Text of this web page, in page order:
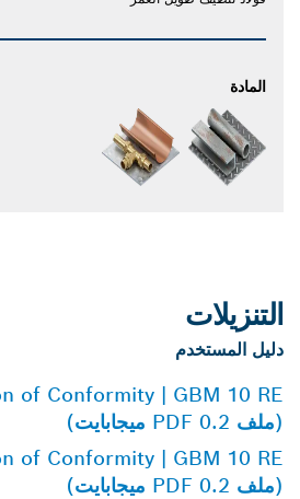
المادة
التنزيلات
دليل المستخدم
of Conformity | GBM 10 RE
(ملف PDF 0.2 ميجابايت)
of Conformity | GBM 10 RE
(ملف PDF 0.2 ميجابايت)